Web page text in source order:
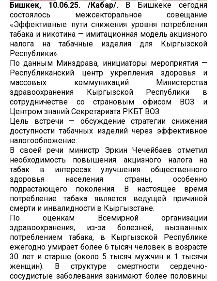
Бишкек, 10.06.25. /Кабар/. В Бишкеке сегодня
состоялось межсекторальное совещание
«Эффективные пути снижения уровня потребления
табака и никотина — имитационная модель акцизного
налога на табачные изделия для Кыргызской
Республики».
По данным Минздрава, инициаторы мероприятия —
Республиканский центр укрепления здоровья и
массовых коммуникаций Министерства
здравоохранения Кыргызской Республики в
сотрудничестве со страновым офисом ВОЗ и
Центром знаний Секретариата РКБТ ВОЗ.
Цель встречи — обсуждение стратегии снижения
доступности табачных изделий через эффективное
налогообложение.
В своей речи министр Эркин Чечейбаев отметил
необходимость повышения акцизного налога на
табак в интересах улучшения общественного
здоровья населения страны, особенно
подрастающего поколения. В настоящее время
потребление табака является ведущей причиной
смерти и инвалидности в Кыргызстане.
По оценкам Всемирной организации
здравоохранения, из-за болезней, вызванных
потреблением табака, в Кыргызской Республике
ежегодно умирает более 6 тысяч человек в возрасте
30 лет и старше (около 5 тысяч мужчин и 1 тысячи
женщин). В структуре смертности сердечно-
сосудистые заболевания занимают более половины